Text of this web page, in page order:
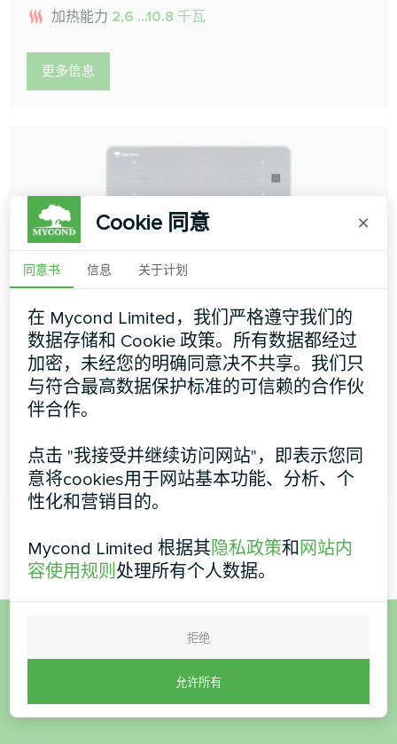
加热能力 2,6 ...10.8 千瓦
更多信息
银色玻璃墙系列壁挂式风机盘
管机组
计而设计。非常适合各类居住空间和小型办公空间。这
些型号采用现代风格设计，适合任何室内装饰，或尽可
能地低调
冷却能力0.70 ... 2.90 千瓦
加热能力
更多信息
想购买或有疑问？
联系我们，我们将为您提供帮助
Cookie 同意 ×
同意书 信息 关于计划
在 Mycond Limited，我们严格遵守我们的
数据存储和 Cookie 政策。所有数据都经过
加密，未经您的明确同意决不共享。我们只
与符合最高数据保护标准的可信赖的合作伙
伴合作。
点击 "我接受并继续访问网站"，即表示您同
意将cookies用于网站基本功能、分析、个
性化和营销目的。
Mycond Limited 根据其隐私政策和 网站内
容使用规则处理所有个人数据。
拒绝
允许所有